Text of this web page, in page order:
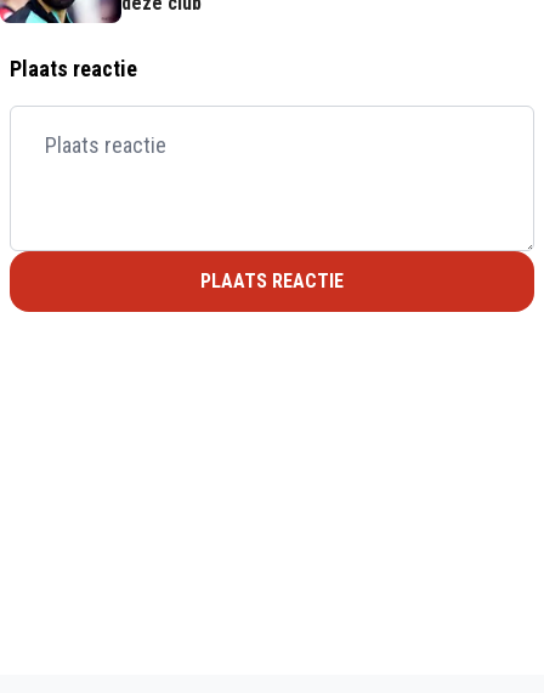
Plaats reactie
PLAATS REACTIE